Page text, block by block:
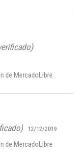
de MercadoLibre
12/12/2019
de MercadoLibre